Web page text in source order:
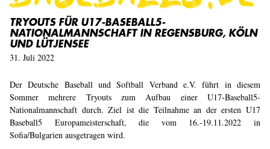
TRYOUTS FÜR U17-BASEBALL5-
NATIONALMANNSCHAFT IN REGENSBURG, KÖLN
UND LÜTJENSEE
31. Juli 2022
Der Deutsche Baseball und Softball Verband e.V. führt in diesem
Sommer mehrere Tryouts zum Aufbau einer U17-Baseball5-
Nationalmannschaft durch. Ziel ist die Teilnahme an der ersten U17
Baseball5 Europameisterschaft, die vom 16.-19.11.2022 in
Sofia/Bulgarien ausgetragen wird.